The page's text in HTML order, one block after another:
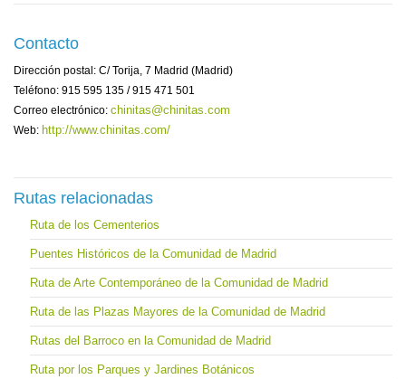
Contacto
Dirección postal: C/ Torija, 7 Madrid (Madrid)
Teléfono: 915 595 135 / 915 471 501
Correo electrónico: chinitas@chinitas.com
Web: http://www.chinitas.com/
Rutas relacionadas
Ruta de los Cementerios
Puentes Históricos de la Comunidad de Madrid
Ruta de Arte Contemporáneo de la Comunidad de Madrid
Ruta de las Plazas Mayores de la Comunidad de Madrid
Rutas del Barroco en la Comunidad de Madrid
Ruta por los Parques y Jardines Botánicos